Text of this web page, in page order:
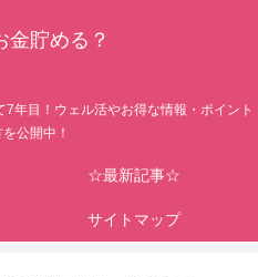
金貯める？
年目！ウェル活やお得な情報・ポイント
公開中！
☆最新記事☆
サイトマップ